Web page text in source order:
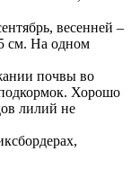
весенней –
см. На одном
почвы во
Хорошо
лилий не